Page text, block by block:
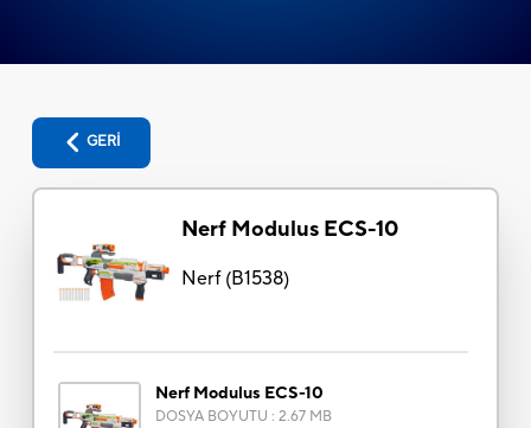
GERİ
Nerf Modulus ECS-10
Nerf(B1538)
Nerf Modulus ECS-10
DOSYA BOYUTU : 2.67 MB